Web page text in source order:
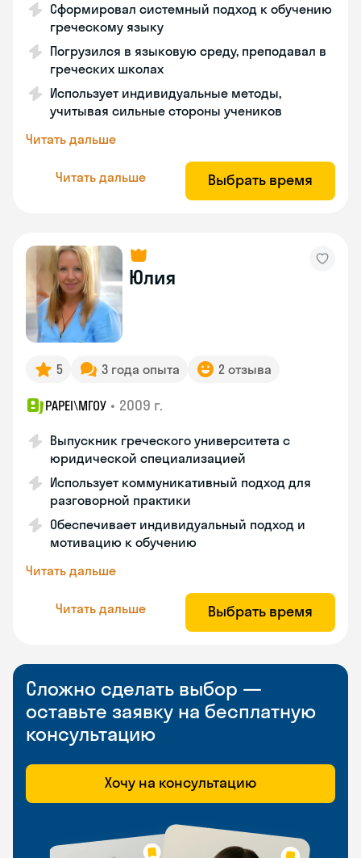
Сформировал системный подход к обучению
греческому языку
Погрузился в языковую среду, преподавал в
греческих школах
Использует индивидуальные методы,
учитывая сильные стороны учеников
Читать дальше
Читать дальше Выбрать время
Юлия
5 3 года опыта 2 отзыва
PAPEI\MГОУ • 2009 г.
Выпускник греческого университета с
юридической специализацией
Использует коммуникативный подход для
разговорной практики
Обеспечивает индивидуальный подход и
мотивацию к обучению
Читать дальше
Читать дальше Выбрать время
Сложно сделать выбор —
оставьте заявку на бесплатную
консультацию
Хочу на консультацию